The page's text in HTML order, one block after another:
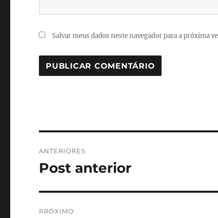
Salvar meus dados neste navegador para a próxima
de
ANTERIORES
Post
Post anterior
PRÓXIMO